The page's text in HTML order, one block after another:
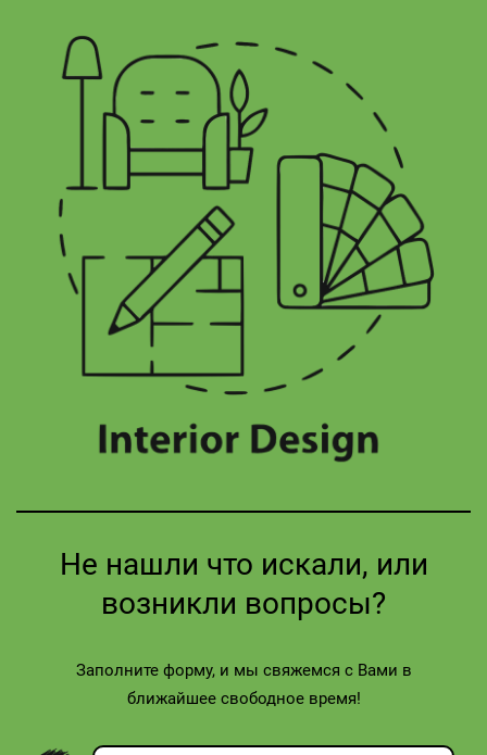
Не нашли что искали, или
возникли вопросы?
Заполните форму, и мы свяжемся с Вами в
ближайшее свободное время!